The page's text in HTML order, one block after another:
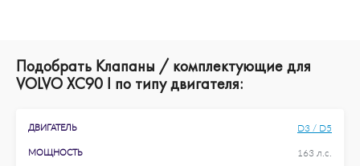
Подобрать Клапаны / комплектующие для
VOLVO XC90 I по типу двигателя:
ДВИГАТЕЛЬ D3 / D5
МОЩНОСТЬ 163 л.с.